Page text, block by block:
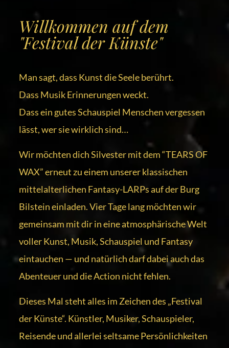
Willkommen auf dem
"Festival der Künste"
Man sagt, dass Kunst die Seele berührt.
Dass Musik Erinnerungen weckt.
Dass ein gutes Schauspiel Menschen vergessen
lässt, wer sie wirklich sind…
Wir möchten dich Silvester mit dem “TEARS OF
WAX” erneut zu einem unserer klassischen
mittelalterlichen Fantasy-LARPs auf der Burg
Bilstein einladen. Vier Tage lang möchten wir
gemeinsam mit dir in eine atmosphärische Welt
voller Kunst, Musik, Schauspiel und Fantasy
eintauchen — und natürlich darf dabei auch das
Abenteuer und die Action nicht fehlen.
Dieses Mal steht alles im Zeichen des „Festival
der Künste“. Künstler, Musiker, Schauspieler,
Reisende und allerlei seltsame Persönlichkeiten